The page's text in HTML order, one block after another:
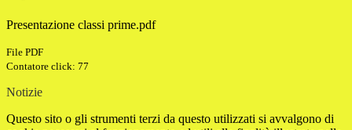
Presentazione classi prime.pdf
File PDF
Contatore click: 77
Notizie
Questo sito o gli strumenti terzi da questo utilizzati si avvalgono di